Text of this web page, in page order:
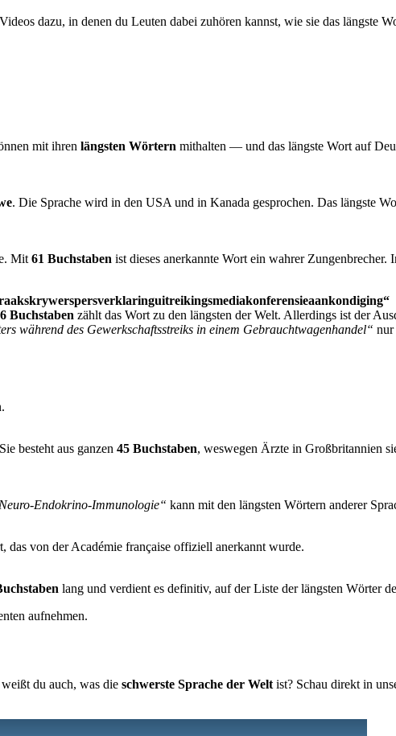
dazu, in denen du Leuten dabei zuhören kannst, wie sie das längste
mit ihren längsten Wörtern mithalten — und das längste Wort auf
. Die Sprache wird in den USA und in Kanada gesprochen. Das längste
Mit 61 Buchstaben ist dieses anerkannte Wort ein wahrer Zungenbrecher.
Buchstaben zählt das Wort zu den längsten der Welt. Allerdings ist der
während des Gewerkschaftsstreiks in einem Gebrauchtwagenhandel“ nur
besteht aus ganzen 45 Buchstaben, weswegen Ärzte in Großbritannien
Neuro-Endokrino-Immunologie“ kann mit den längsten Wörtern anderer
das von der Académie française offiziell anerkannt wurde.
lang und verdient es definitiv, auf der Liste der längsten Wörter
aufnehmen.
du auch, was die schwerste Sprache der Welt ist? Schau direkt in